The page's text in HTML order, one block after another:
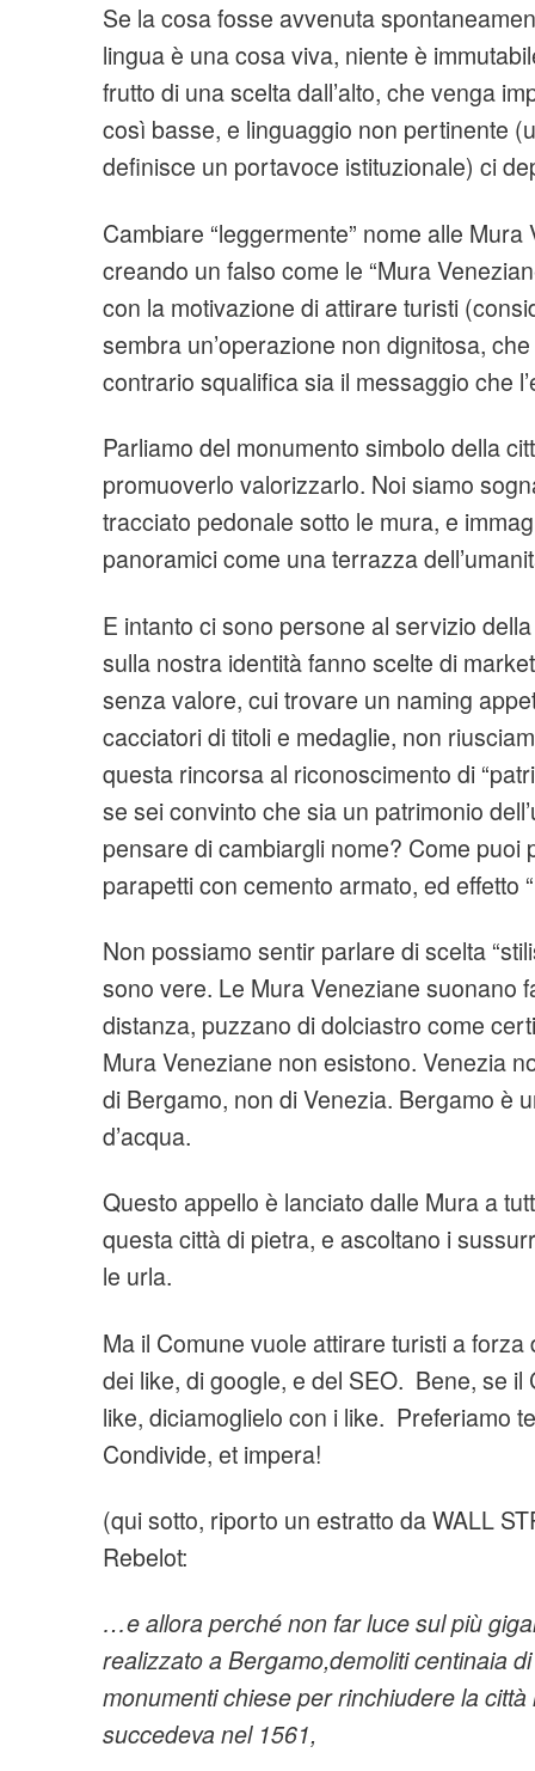
Se la cosa fosse avvenuta
lingua è una cosa viva, niente è
frutto di una scelta dall’alto, che venga
così basse, e linguaggio non pertinente
definisce un portavoce istituzionale) ci
Cambiare “leggermente” nome alle
creando un falso come le “Mura
con la motivazione di attirare turisti
sembra un’operazione non dignitosa,
contrario squalifica sia il messaggio che
Parliamo del monumento simbolo della
promuoverlo valorizzarlo. Noi siamo
tracciato pedonale sotto le mura, e
panoramici come una terrazza
E intanto ci sono persone al servizio
sulla nostra identità fanno scelte di
senza valore, cui trovare un naming
cacciatori di titoli e medaglie, non
questa rincorsa al riconoscimento di
se sei convinto che sia un patrimonio
pensare di cambiargli nome? Come puoi
parapetti con cemento armato, ed effetto
Non possiamo sentir parlare di scelta
sono vere. Le Mura Veneziane suonano
distanza, puzzano di dolciastro come
Mura Veneziane non esistono. Venezia
di Bergamo, non di Venezia. Bergamo è
d’acqua.
Questo appello è lanciato dalle Mura a
questa città di pietra, e ascoltano i
le urla.
Ma il Comune vuole attirare turisti a
dei like, di google, e del SEO. Bene, se il
like, diciamoglielo con i like. Preferiamo
Condivide, et impera!
(qui sotto, riporto un estratto da WALL
Rebelot:
…e allora perché non far luce sul più
realizzato a Bergamo,demoliti centinaia
monumenti chiese per rinchiudere la
succedeva nel 1561,